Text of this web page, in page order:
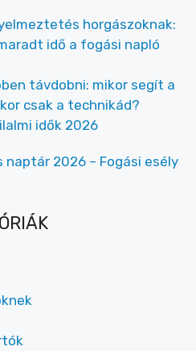
horgászoknak:
idő a fogási napló
távdobni: mikor segít a
csak a technikád?
idők 2026
naptár 2026 – Fogási esély